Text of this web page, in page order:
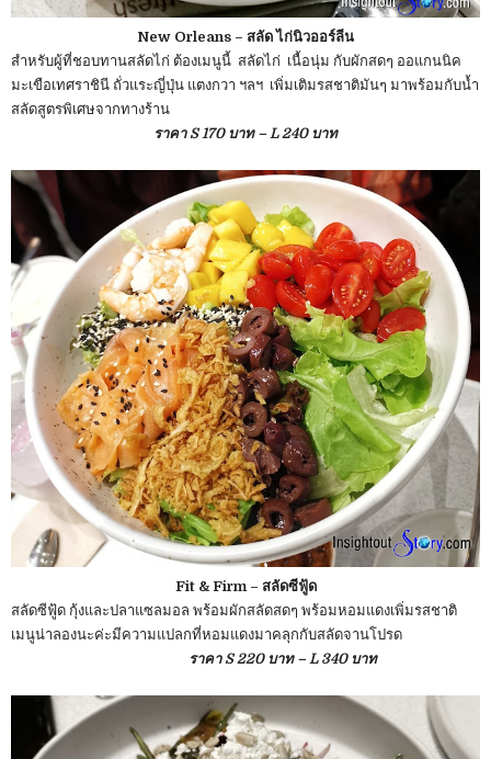
New Orleans – สลัด ไก่นิวออร์ลีน
สำหรับผู้ที่ชอบทานสลัดไก่ ต้องเมนูนี้ สลัดไก่ เนื้อนุ่ม กับผักสดๆ ออแกนนิค
มะเขือเทศราชินี ถั่วแระญี่ปุ่น แตงกวา ฯลฯ เพิ่มเติมรสชาติมันๆ มาพร้อมกับน้ำ
สลัดสูตรพิเศษจากทางร้าน
ราคา S 170 บาท – L 240 บาท
Fit & Firm – สลัดซีฟู้ด
สลัดซีฟู้ด กุ้งและปลาแซลมอล พร้อมผักสลัดสดๆ พร้อมหอมแดงเพิ่มรสชาติ
เมนูน่าลองนะค่ะมีความแปลกที่หอมแดงมาคลุกกับสลัดจานโปรด
ราคา S 220 บาท – L 340 บาท